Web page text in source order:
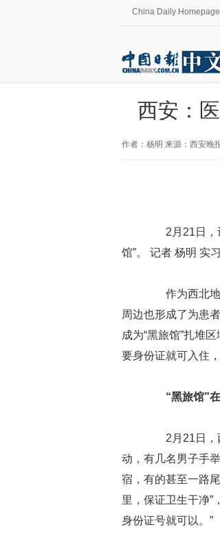
China Daily Homepage
西安：
作者：杨明 来源：西安晚
2月21日，记
馆”。 记者 杨明 实
作为西北地
周边也形成了为患
成为“黑旅馆”扎堆
要身份证就可入住
“黑旅馆”
2月21日，西
动，有几名男子手
宿，有的甚至一路
里，保证卫生干净”
身份证号就可以。”